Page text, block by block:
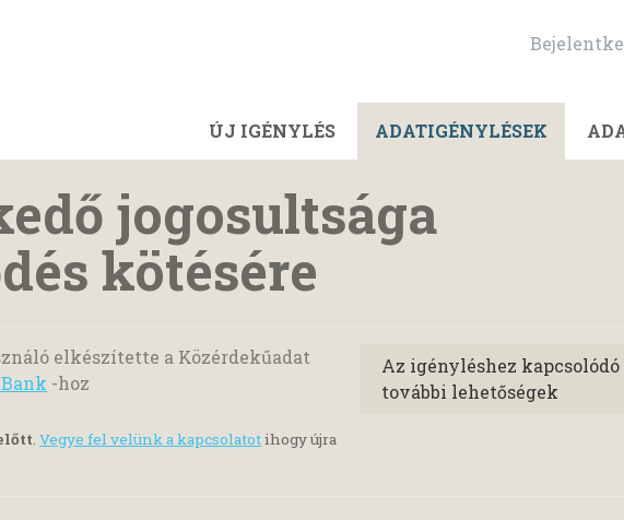
ÚJ IGÉNYLÉS ADATIGÉNYLÉSEK
jogosultsága
kötésére
elkészítette a Közérdekűadat
-hoz
. Vegye fel velünk a kapcsolatotihogy újra
Az igényléshez kapcsolódó
további lehetőségek